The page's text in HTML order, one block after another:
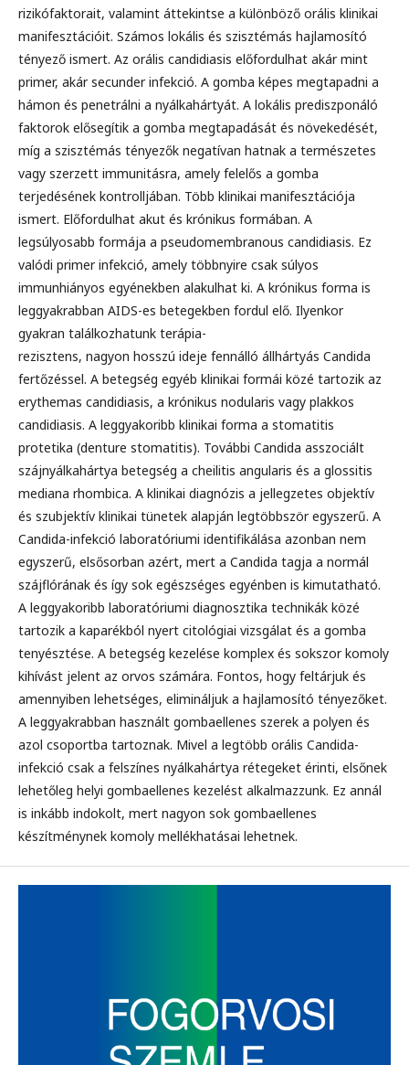
rizikófaktorait, valamint áttekintse a különböző orális klinikai
manifesztációit. Számos lokális és szisztémás hajlamosító
tényező ismert. Az orális candidiasis előfordulhat akár mint
primer, akár secunder infekció. A gomba képes megtapadni a
hámon és penetrálni a nyálkahártyát. A lokális prediszponáló
faktorok elősegítik a gomba megtapadását és növekedését,
míg a szisztémás tényezők negatívan hatnak a természetes
vagy szerzett immunitásra, amely felelős a gomba
terjedésének kontrolljában. Több klinikai manifesztációja
ismert. Előfordulhat akut és krónikus formában. A
legsúlyosabb formája a pseudomembranous candidiasis. Ez
valódi primer infekció, amely többnyire csak súlyos
immunhiányos egyénekben alakulhat ki. A krónikus forma is
leggyakrabban AIDS-es betegekben fordul elő. Ilyenkor
gyakran találkozhatunk terápia-
rezisztens, nagyon hosszú ideje fennálló állhártyás Candida
fertőzéssel. A betegség egyéb klinikai formái közé tartozik az
erythemas candidiasis, a krónikus nodularis vagy plakkos
candidiasis. A leggyakoribb klinikai forma a stomatitis
protetika (denture stomatitis). További Candida asszociált
szájnyálkahártya betegség a cheilitis angularis és a glossitis
mediana rhombica. A klinikai diagnózis a jellegzetes objektív
és szubjektív klinikai tünetek alapján legtöbbször egyszerű. A
Candida-infekció laboratóriumi identifikálása azonban nem
egyszerű, elsősorban azért, mert a Candida tagja a normál
szájflórának és így sok egészséges egyénben is kimutatható.
A leggyakoribb laboratóriumi diagnosztika technikák közé
tartozik a kaparékból nyert citológiai vizsgálat és a gomba
tenyésztése. A betegség kezelése komplex és sokszor komoly
kihívást jelent az orvos számára. Fontos, hogy feltárjuk és
amennyiben lehetséges, elimináljuk a hajlamosító tényezőket.
A leggyakrabban használt gombaellenes szerek a polyen és
azol csoportba tartoznak. Mivel a legtöbb orális Candida-
infekció csak a felszínes nyálkahártya rétegeket érinti, elsőnek
lehetőleg helyi gombaellenes kezelést alkalmazzunk. Ez annál
is inkább indokolt, mert nagyon sok gombaellenes
készítménynek komoly mellékhatásai lehetnek.